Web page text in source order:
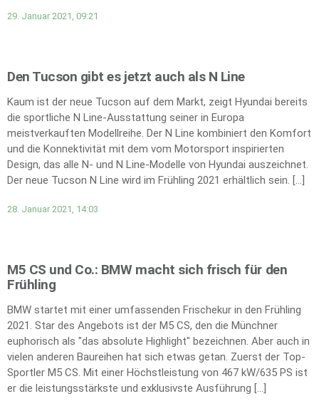
29. Januar 2021, 09:21
Den Tucson gibt es jetzt auch als N Line
Kaum ist der neue Tucson auf dem Markt, zeigt Hyundai bereits
die sportliche N Line-Ausstattung seiner in Europa
meistverkauften Modellreihe. Der N Line kombiniert den Komfort
und die Konnektivität mit dem vom Motorsport inspirierten
Design, das alle N- und N Line-Modelle von Hyundai auszeichnet.
Der neue Tucson N Line wird im Frühling 2021 erhältlich sein. […]
28. Januar 2021, 14:03
M5 CS und Co.: BMW macht sich frisch für den
Frühling
BMW startet mit einer umfassenden Frischekur in den Frühling
2021. Star des Angebots ist der M5 CS, den die Münchner
euphorisch als "das absolute Highlight" bezeichnen. Aber auch in
vielen anderen Baureihen hat sich etwas getan. Zuerst der Top-
Sportler M5 CS. Mit einer Höchstleistung von 467 kW/635 PS ist
er die leistungsstärkste und exklusivste Ausführung […]